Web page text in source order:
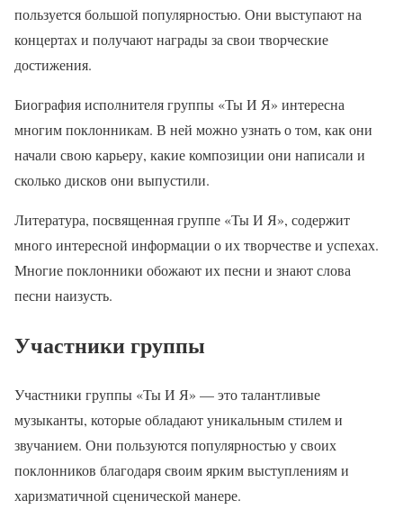
пользуется большой популярностью. Они выступают на
концертах и получают награды за свои творческие
достижения.
Биография исполнителя группы «Ты И Я» интересна
многим поклонникам. В ней можно узнать о том, как они
начали свою карьеру, какие композиции они написали и
сколько дисков они выпустили.
Литература, посвященная группе «Ты И Я», содержит
много интересной информации о их творчестве и успехах.
Многие поклонники обожают их песни и знают слова
песни наизусть.
Участники группы
Участники группы «Ты И Я» — это талантливые
музыканты, которые обладают уникальным стилем и
звучанием. Они пользуются популярностью у своих
поклонников благодаря своим ярким выступлениям и
харизматичной сценической манере.